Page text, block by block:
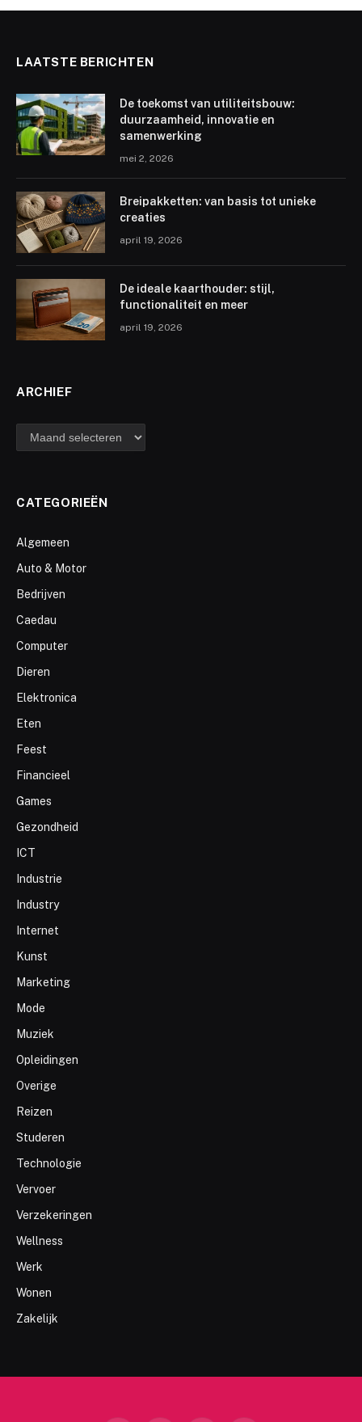
LAATSTE BERICHTEN
De toekomst van utiliteitsbouw:
duurzaamheid, innovatie en
samenwerking
mei 2, 2026
Breipakketten: van basis tot unieke
creaties
april 19, 2026
De ideale kaarthouder: stijl,
functionaliteit en meer
april 19, 2026
ARCHIEF
archief
CATEGORIEËN
Algemeen
Auto & Motor
Bedrijven
Caedau
Computer
Dieren
Elektronica
Eten
Feest
Financieel
Games
Gezondheid
ICT
Industrie
Industry
Internet
Kunst
Marketing
Mode
Muziek
Opleidingen
Overige
Reizen
Studeren
Technologie
Vervoer
Verzekeringen
Wellness
Werk
Wonen
Zakelijk